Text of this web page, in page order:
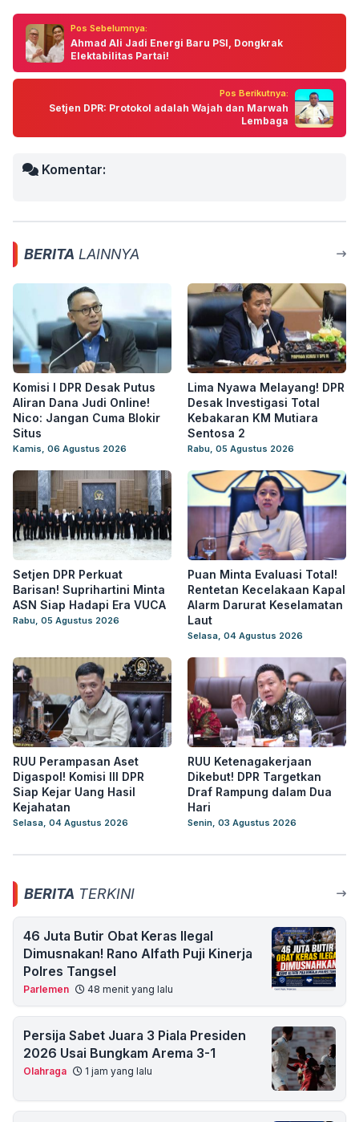
Pos Sebelumnya:
Ahmad Ali Jadi Energi Baru PSI, Dongkrak
Elektabilitas Partai!
Pos Berikutnya:
Setjen DPR: Protokol adalah Wajah dan Marwah
Lembaga
Komentar:
BERITA LAINNYA
Komisi I DPR Desak Putus
Aliran Dana Judi Online!
Nico: Jangan Cuma Blokir
Situs
Kamis, 06 Agustus 2026
Lima Nyawa Melayang! DPR
Desak Investigasi Total
Kebakaran KM Mutiara
Sentosa 2
Rabu, 05 Agustus 2026
Setjen DPR Perkuat
Barisan! Suprihartini Minta
ASN Siap Hadapi Era VUCA
Rabu, 05 Agustus 2026
Puan Minta Evaluasi Total!
Rentetan Kecelakaan Kapal
Alarm Darurat Keselamatan
Laut
Selasa, 04 Agustus 2026
RUU Perampasan Aset
Digaspol! Komisi III DPR
Siap Kejar Uang Hasil
Kejahatan
Selasa, 04 Agustus 2026
RUU Ketenagakerjaan
Dikebut! DPR Targetkan
Draf Rampung dalam Dua
Hari
Senin, 03 Agustus 2026
BERITA TERKINI
46 Juta Butir Obat Keras Ilegal
Dimusnakan! Rano Alfath Puji Kinerja
Polres Tangsel
Parlemen 48 menit yang lalu
Persija Sabet Juara 3 Piala Presiden
2026 Usai Bungkam Arema 3-1
Olahraga 1 jam yang lalu